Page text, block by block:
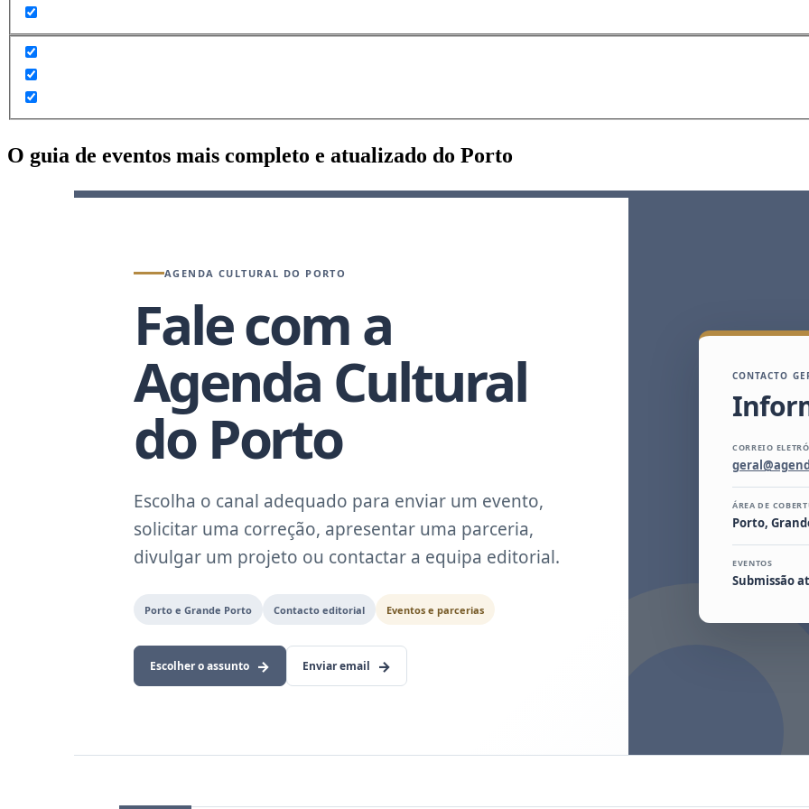
O guia de eventos mais completo e atualizado do Porto
AGENDA CULTURAL DO PORTO
Fale com a
Agenda Cultural
do Porto
Escolha o canal adequado para enviar um evento,
solicitar uma correção, apresentar uma parceria,
divulgar um projeto ou contactar a equipa editorial.
Porto e Grande Porto Contacto editorial Eventos e parcerias
Escolher o assunto Enviar email
CONTACTO
CORREIO
ÁREA DE
Porto,
EVENTOS
Submissão